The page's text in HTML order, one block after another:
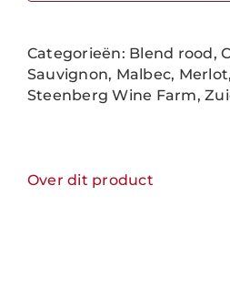
Categorieën: Blend rood ,
Sauvignon, Malbec, Merlot,
Steenberg Wine Farm,
Over dit product